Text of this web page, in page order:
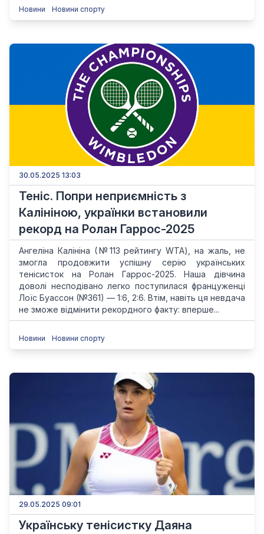
Новини Новини спорту
30.05.2025 13:03
Теніс. Попри неприємність з
Калініною, українки встановили
рекорд на Ролан Гаррос-2025
Ангеліна Калініна (№113 рейтингу WTA), на жаль, не
змогла продовжити успішну серію українських
тенісисток на Ролан Гаррос-2025. Наша дівчина
доволі несподівано легко поступилася француженці
Лоїс Буассон (№361) — 1:6, 2:6. Втім, навіть ця невдача
не зможе відмінити рекордного факту: вперше...
Новини Новини спорту
29.05.2025 09:01
Українську тенісистку Даяна